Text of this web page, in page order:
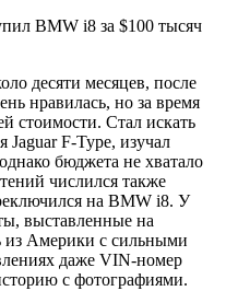
десяти месяцев, после
нравилась, но за время
стоимости. Стал искать
Jaguar F-Type, изучал
бюджета не хватало
числился также
на BMW i8. У
выставленные на
из Америки с сильными
даже VIN-номер
с фотографиями.